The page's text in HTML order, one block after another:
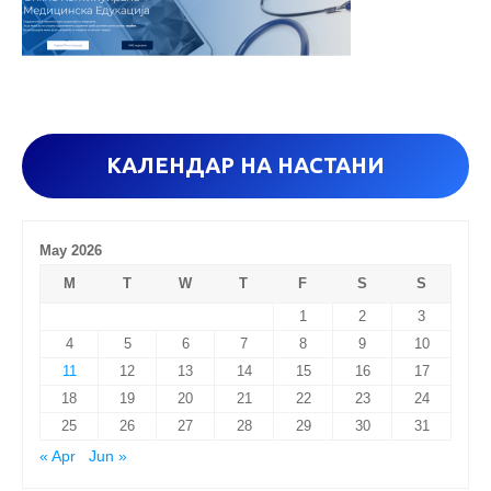
r
:
КАЛЕНДАР НА НАСТАНИ
May 2026
M
T W T F S
S
1
2
3
4
5 6 7 8 9
10
11
12 13 14 15 16
17
18
19 20 21 22 23
24
25
26 27 28 29 30
31
« Apr
Jun »